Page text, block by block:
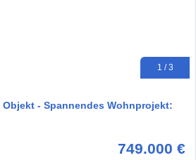
1 / 3
Objekt - Spannendes Wohnprojekt:
749.000 €